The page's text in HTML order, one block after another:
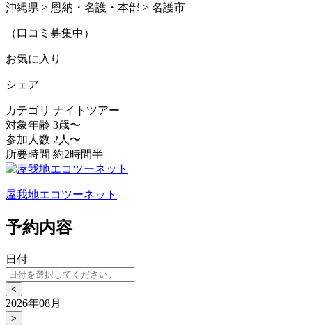
沖縄県 > 恩納・名護・本部 > 名護市
（口コミ募集中）
お気に入り
シェア
カテゴリ ナイトツアー
対象年齢 3歳〜
参加人数 2人〜
所要時間 約2時間半
屋我地エコツーネット
予約内容
日付
<
2026年08月
>